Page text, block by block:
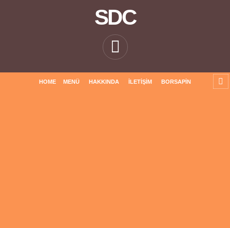
SDC
HOME MENÜ HAKKINDA İLETIŞIM BORSAPIN